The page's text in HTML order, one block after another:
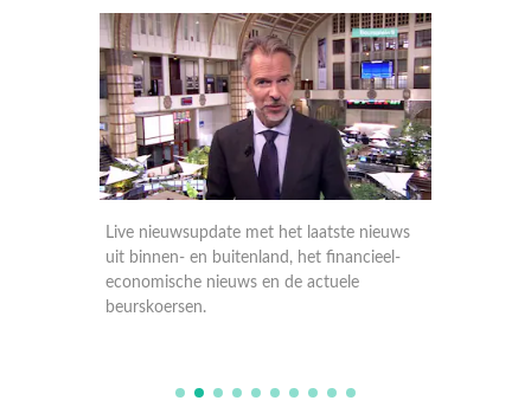
Live nieuwsupdate met het laatste nieuws
uit binnen- en buitenland, het financieel-
economische nieuws en de actuele
beurskoersen.